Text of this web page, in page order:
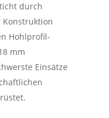
durch
Konstruktion
Hohlprofil-
mm
Einsätze